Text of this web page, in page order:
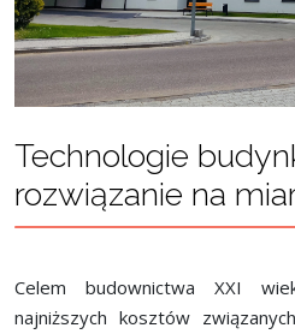
Technologie
rozwiązanie na
Celem budownictwa XXI
najniższych kosztów